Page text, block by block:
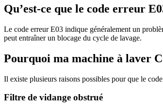
Qu’est-ce que le code erreur
Le code erreur E03 indique généralement un
peut entraîner un blocage du cycle de lavage.
Pourquoi ma machine à laver
Il existe plusieurs raisons possibles pour que le
Filtre de vidange obstrué